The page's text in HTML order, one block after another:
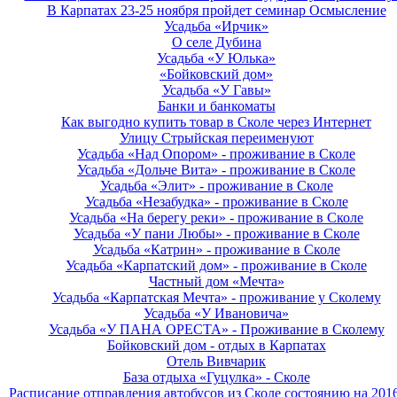
В Карпатах 23-25 ноября пройдет семинар Осмысление
Усадьба «Ирчик»
О селе Дубина
Усадьба «У Юлька»
«Бойковский дом»
Усадьба «У Гавы»
Банки и банкоматы
Как выгодно купить товар в Сколе через Интернет
Улицу Стрыйская переименуют
Усадьба «Над Опором» - проживание в Сколе
Усадьба «Дольче Вита» - проживание в Сколе
Усадьба «Элит» - проживание в Сколе
Усадьба «Незабудка» - проживание в Сколе
Усадьба «На берегу реки» - проживание в Сколе
Усадьба «У пани Любы» - проживание в Сколе
Усадьба «Катрин» - проживание в Сколе
Усадьба «Карпатский дом» - проживание в Сколе
Частный дом «Мечта»
Усадьба «Карпатская Мечта» - проживание у Сколему
Усадьба «У Ивановича»
Усадьба «У ПАНА ОРЕСТА» - Проживание в Сколему
Бойковский дом - отдых в Карпатах
Отель Вивчарик
База отдыха «Гуцулка» - Сколе
Расписание отправления автобусов из Сколе состоянию на